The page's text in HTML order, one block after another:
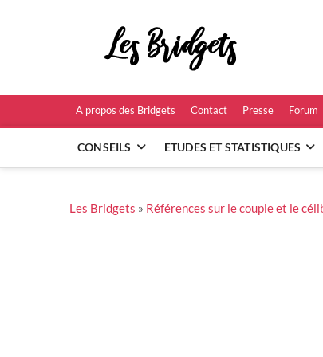
A propos des Bridgets Contact Presse Forum
CONSEILS ETUDES ET STATISTIQUES
Les Bridgets » Références sur le couple et le